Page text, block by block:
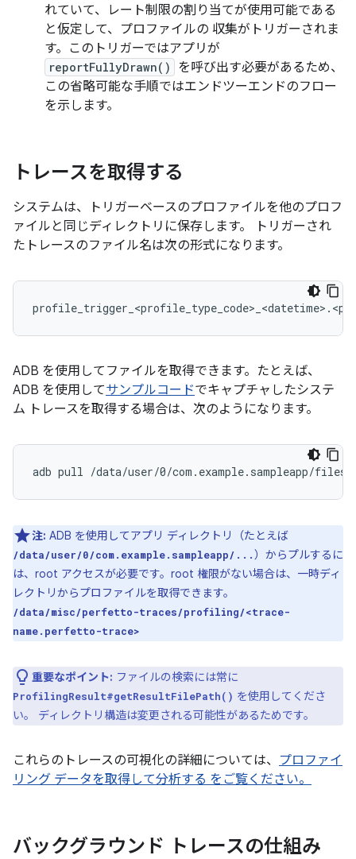
れていて、レート制限の割り当てが使用可能である
と仮定して、プロファイルの 収集がトリガーされま
す。このトリガーではアプリが
reportFullyDrawn()
を呼び出す必要があるため、
この省略可能な手順ではエンドツーエンドのフロー
を示します。
トレースを取得する
システムは、トリガーベースのプロファイルを他のプロフ
ァイルと同じディレクトリに保存します。 トリガーされ
たトレースのファイル名は次の形式になります。
ADB を使用してファイルを取得できます。たとえば、
ADB を使用してサンプルコードでキャプチャしたシステ
ム トレースを取得する場合は、次のようになります。
adb pull
注: ADB を使用してアプリ ディレクトリ（たとえば
/data/user/0/com.example.sampleapp/...）からプルするに
は、root アクセスが必要です。root 権限がない場合は、一時ディ
レクトリからプロファイルを取得できます。
/data/misc/perfetto-traces/profiling/<trace-
name.perfetto-trace>
重要なポイント: ファイルの検索には常に
ProfilingResult#getResultFilePath() を使用してくださ
い。 ディレクトリ構造は変更される可能性があるためです。
これらのトレースの可視化の詳細については、 プロファイ
リング データを取得して分析する をご覧ください。
バックグラウンド トレースの仕組み